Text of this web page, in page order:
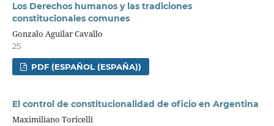
Los Derechos humanos y las tradiciones
constitucionales comunes
Gonzalo Aguilar Cavallo
25
PDF (ESPAÑOL (ESPAÑA))
El control de constitucionalidad de oficio en Argentina
Maximiliano Toricelli